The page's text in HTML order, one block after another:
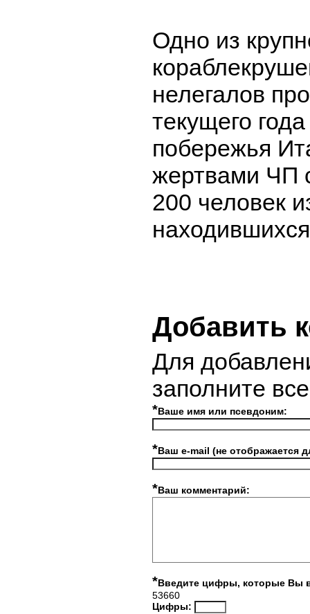
Одно из
нелегалов
текущего
побережья
жертвами ЧП
200 человек
Добавить
Для
заполните
*Ваше имя или псевдоним:
*Ваш e-mail (не отображается
*Ваш комментарий:
*Введите цифры, которые Вы
53660
Цифры: